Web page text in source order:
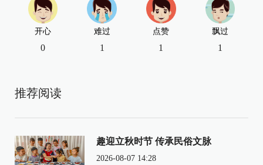
开心
0
难过
1
点赞
1
飘过
1
推荐阅读
趣迎立秋时节 传承民俗文脉
2026-08-07 14:28